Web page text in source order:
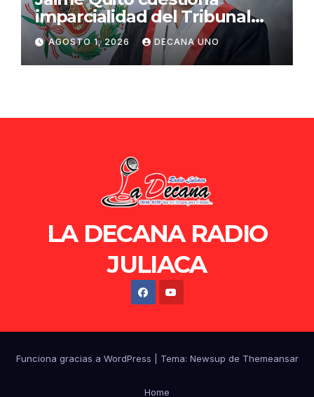
imparcialidad del Tribunal
Constitucional tras liberación
de Ollanta Humala
AGOSTO 1, 2026 DECANA UNO
LA DECANA RADIO
JULIACA
Funciona gracias a WordPress Tema: Newsup de Themeansar
Home